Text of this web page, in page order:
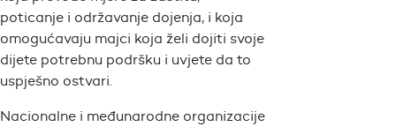
poticanje i održavanje dojenja, i koja
omogućavaju majci koja želi dojiti svoje
dijete potrebnu podršku i uvjete da to
uspješno ostvari.
Nacionalne i međunarodne organizacije